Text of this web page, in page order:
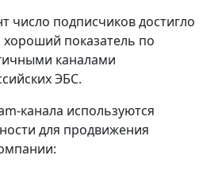
число подписчиков достигло
хороший показатель по
каналами
ЭБС.
канала используются
для продвижения